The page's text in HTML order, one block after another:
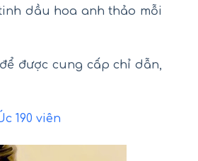
dầu hoa anh thảo mỗi
được cung cấp chỉ dẫn,
190 viên